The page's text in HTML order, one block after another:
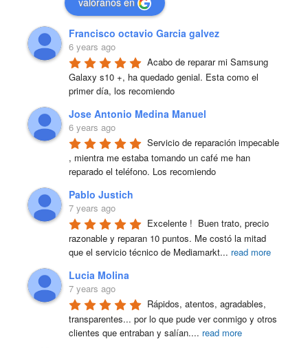
Francisco octavio Garcia galvez
6 years ago
Acabo de reparar mi Samsung
Galaxy s10 +, ha quedado genial. Esta como el
primer día, los recomiendo
Jose Antonio Medina Manuel
6 years ago
Servicio de reparación impecable
, mientra me estaba tomando un café me han
reparado el teléfono. Los recomiendo
Pablo Justich
7 years ago
Excelente !  Buen trato, precio
razonable y reparan 10 puntos. Me costó la mitad
que el servicio técnico de Mediamarkt... read more
Lucia Molina
7 years ago
Rápidos, atentos, agradables,
transparentes... por lo que pude ver conmigo y otros
clientes que entraban y salían.... read more